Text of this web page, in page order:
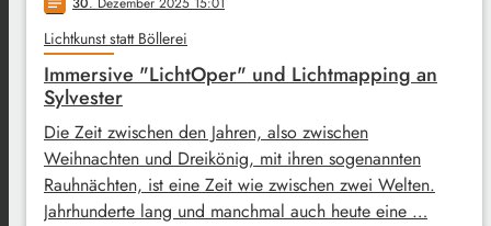
Lichtkunst statt Böllerei
Immersive "LichtOper" und Lichtmapping an
Sylvester
Die Zeit zwischen den Jahren, also zwischen
Weihnachten und Dreikönig, mit ihren sogenannten
Rauhnächten, ist eine Zeit wie zwischen zwei Welten.
Jahrhunderte lang und manchmal auch heute eine …